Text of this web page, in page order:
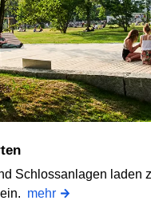
Schlossanlagen laden
mehr